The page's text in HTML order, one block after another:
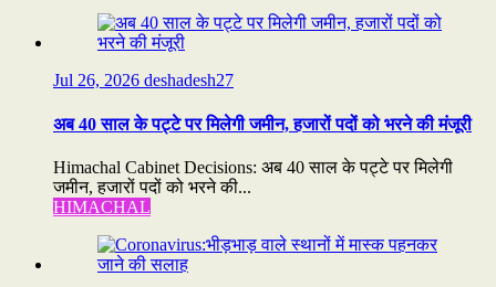
Jul 26, 2026 deshadesh27
अब 40 साल के पट्टे पर मिलेगी जमीन, हजारों पदों को भरने की मंजूरी
Himachal Cabinet Decisions: अब 40 साल के पट्टे पर मिलेगी
जमीन, हजारों पदों को भरने की...
HIMACHAL